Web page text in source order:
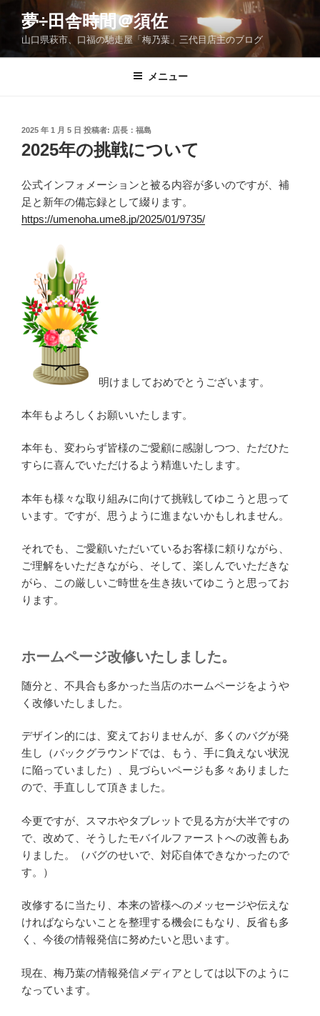
ン
夢÷田舎時間＠須佐
山口県萩市、口福の馳走屋「梅乃葉」三代目店主のブログ
メニュー
投
稿
日:
2025 年 1 月 5 日 投稿者: 店長：福島
2025年の挑戦について
公式インフォメーションと被る内容が多いのですが、補
足と新年の備忘録として綴ります。
https://umenoha.ume8.jp/2025/01/9735/
明けましておめでとうございます。
本年もよろしくお願いいたします。
本年も、変わらず皆様のご愛顧に感謝しつつ、ただひた
すらに喜んでいただけるよう精進いたします。
本年も様々な取り組みに向けて挑戦してゆこうと思って
います。ですが、思うように進まないかもしれません。
それでも、ご愛顧いただいているお客様に頼りながら、
ご理解をいただきながら、そして、楽しんでいただきな
がら、この厳しいご時世を生き抜いてゆこうと思ってお
ります。
ホームページ改修いたしました。
随分と、不具合も多かった当店のホームページをようや
く改修いたしました。
デザイン的には、変えておりませんが、多くのバグが発
生し（バックグラウンドでは、もう、手に負えない状況
に陥っていました）、見づらいページも多々ありました
ので、手直しして頂きました。
今更ですが、スマホやタブレットで見る方が大半ですの
で、改めて、そうしたモバイルファーストへの改善もあ
りました。（バグのせいで、対応自体できなかったので
す。）
改修するに当たり、本来の皆様へのメッセージや伝えな
ければならないことを整理する機会にもなり、反省も多
く、今後の情報発信に努めたいと思います。
現在、梅乃葉の情報発信メディアとしては以下のように
なっています。